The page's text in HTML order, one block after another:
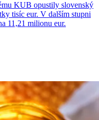
KUB opustily slovenský
tisíc eur. V dalším stupni
11,21 milionu eur.